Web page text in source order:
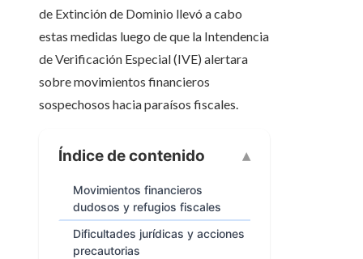
de Extinción de Dominio llevó a cabo
estas medidas luego de que la Intendencia
de Verificación Especial (IVE) alertara
sobre movimientos financieros
sospechosos hacia paraísos fiscales.
Índice de contenido
Movimientos financieros
dudosos y refugios fiscales
Dificultades jurídicas y acciones
precautorias